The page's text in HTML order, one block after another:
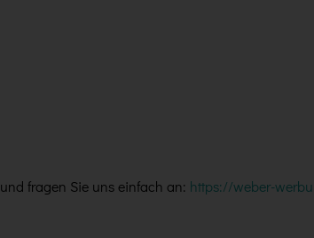
und fragen Sie uns einfach an: https://weber-